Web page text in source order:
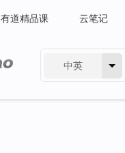
有道精品课 云笔记
中英